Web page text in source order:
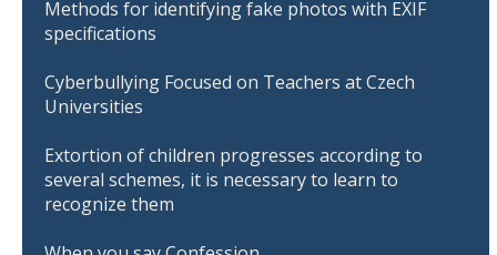
Methods for identifying fake photos with EXIF
specifications
Cyberbullying Focused on Teachers at Czech
Universities
Extortion of children progresses according to
several schemes, it is necessary to learn to
recognize them